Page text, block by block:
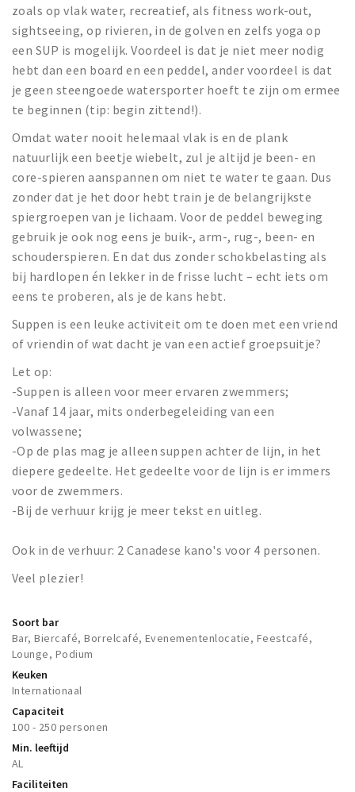
zoals op vlak water, recreatief, als fitness work-out,
sightseeing, op rivieren, in de golven en zelfs yoga op
een SUP is mogelijk. Voordeel is dat je niet meer nodig
hebt dan een board en een peddel, ander voordeel is dat
je geen steengoede watersporter hoeft te zijn om ermee
te beginnen (tip: begin zittend!).
Omdat water nooit helemaal vlak is en de plank
natuurlijk een beetje wiebelt, zul je altijd je been- en
core-spieren aanspannen om niet te water te gaan. Dus
zonder dat je het door hebt train je de belangrijkste
spiergroepen van je lichaam. Voor de peddel beweging
gebruik je ook nog eens je buik-, arm-, rug-, been- en
schouderspieren. En dat dus zonder schokbelasting als
bij hardlopen én lekker in de frisse lucht – echt iets om
eens te proberen, als je de kans hebt.
Suppen is een leuke activiteit om te doen met een vriend
of vriendin of wat dacht je van een actief groepsuitje?
Let op:
-Suppen is alleen voor meer ervaren zwemmers;
-Vanaf 14 jaar, mits onderbegeleiding van een
volwassene;
-Op de plas mag je alleen suppen achter de lijn, in het
diepere gedeelte. Het gedeelte voor de lijn is er immers
voor de zwemmers.
-Bij de verhuur krijg je meer tekst en uitleg.
Ook in de verhuur: 2 Canadese kano's voor 4 personen.
Veel plezier!
Soort bar
Bar, Biercafé, Borrelcafé, Evenementenlocatie, Feestcafé,
Lounge, Podium
Keuken
Internationaal
Capaciteit
100 - 250 personen
Min. leeftijd
AL
Faciliteiten